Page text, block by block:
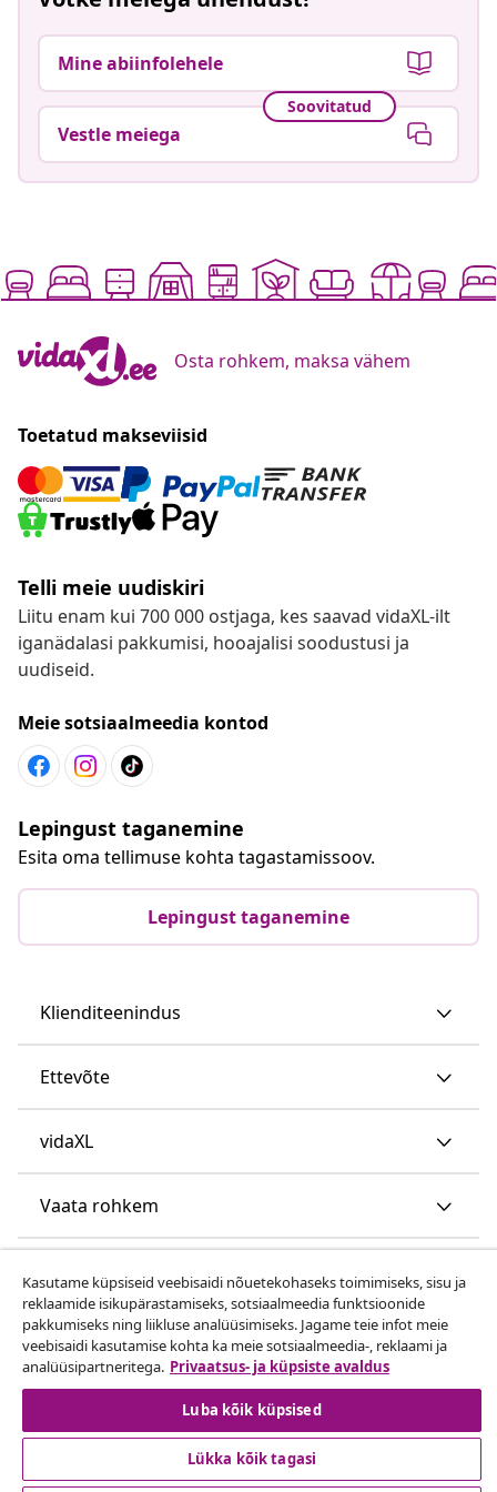
Mine abiinfolehele
Soovitatud
Vestle meiega
Osta rohkem, maksa vähem
Toetatud makseviisid
Telli meie uudiskiri
Liitu enam kui 700 000 ostjaga, kes saavad vidaXL-ilt
iganädalasi pakkumisi, hooajalisi soodustusi ja
uudiseid.
Meie sotsiaalmeedia kontod
Lepingust taganemine
Esita oma tellimuse kohta tagastamissoov.
Lepingust taganemine
Klienditeenindus
Ettevõte
vidaXL
Vaata rohkem
© 2008-2026 vidaXL www.vidaxl.ee on vidaXL Marketplace
Europe B.V. veebileht
Kasutame küpsiseid veebisaidi nõuetekohaseks toimimiseks, sisu ja
reklaamide isikupärastamiseks, sotsiaalmeedia funktsioonide
pakkumiseks ning liikluse analüüsimiseks. Jagame teie infot meie
veebisaidi kasutamise kohta ka meie sotsiaalmeedia-, reklaami ja
analüüsipartneritega. Privaatsus- ja küpsiste avaldus
Luba kõik küpsised
Lükka kõik tagasi